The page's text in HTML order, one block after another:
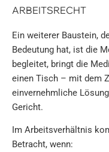
ARBEITSRECHT
Ein weiterer Baustein,
Bedeutung hat, ist die
begleitet, bringt die
einen Tisch – mit dem
einvernehmliche
Gericht.
Im Arbeitsverhältnis
Betracht, wenn: